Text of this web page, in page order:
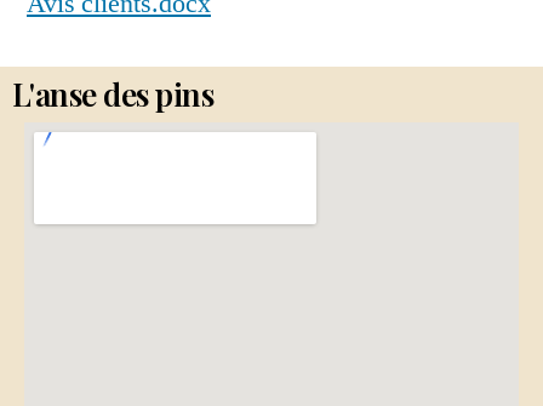
L'anse des pins